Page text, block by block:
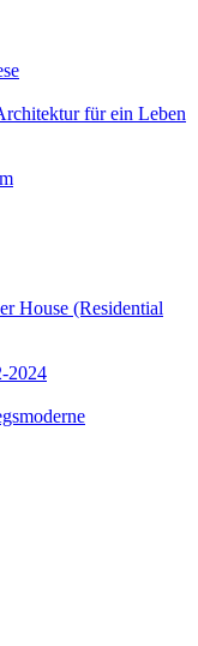
für ein Leben
House (Residential
2024